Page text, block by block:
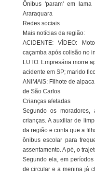
Ônibus 'param' em
Araraquara
Redes sociais
Mais notícias da região:
ACIDENTE: VÍDEO:
caçamba após colisão no
LUTO: Empresária morre
acidente em SP; marido
ANIMAIS: Filhote de
de São Carlos
Crianças afetadas
Segundo os
crianças. A auxiliar de
da região e conta que a
ônibus escolar para
assentamento. A pé, o
Segundo ela, em
de circular e a menina já